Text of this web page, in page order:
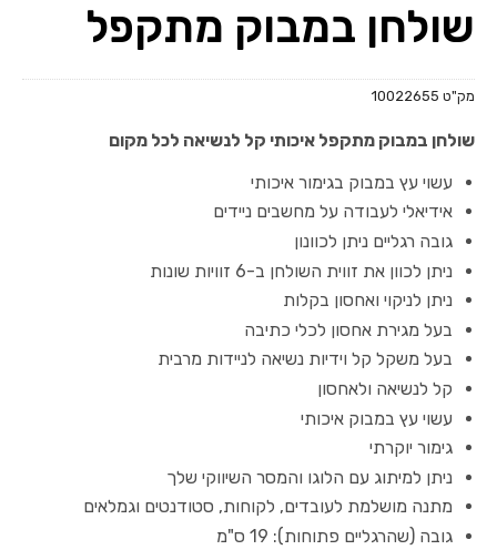
שולחן במבוק מתקפל
מק"ט 10022655
שולחן במבוק מתקפל איכותי קל לנשיאה לכל מקום
עשוי עץ במבוק בגימור איכותי
אידיאלי לעבודה על מחשבים ניידים
גובה רגליים ניתן לכוונון
ניתן לכוון את זווית השולחן ב-6 זוויות שונות
ניתן לניקוי ואחסון בקלות
בעל מגירת אחסון לכלי כתיבה
בעל משקל קל וידיות נשיאה לניידות מרבית
קל לנשיאה ולאחסון
עשוי עץ במבוק איכותי
גימור יוקרתי
ניתן למיתוג עם הלוגו והמסר השיווקי שלך
מתנה מושלמת לעובדים, לקוחות, סטודנטים וגמלאים
גובה (שהרגליים פתוחות): 19 ס"מ